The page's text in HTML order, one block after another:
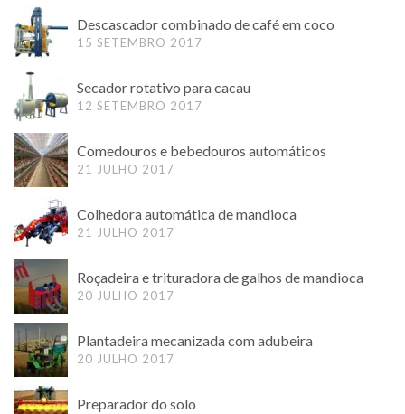
Descascador combinado de café em coco
15 SETEMBRO 2017
Secador rotativo para cacau
12 SETEMBRO 2017
Comedouros e bebedouros automáticos
21 JULHO 2017
Colhedora automática de mandioca
21 JULHO 2017
Roçadeira e trituradora de galhos de mandioca
20 JULHO 2017
Plantadeira mecanizada com adubeira
20 JULHO 2017
Preparador do solo